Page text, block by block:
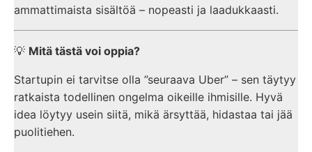
ammattimaista sisältöä – nopeasti ja laadukkaasti.
💡 Mitä tästä voi oppia?
Startupin ei tarvitse olla ”seuraava Uber” – sen täytyy
ratkaista todellinen ongelma oikeille ihmisille. Hyvä
idea löytyy usein siitä, mikä ärsyttää, hidastaa tai jää
puolitiehen.